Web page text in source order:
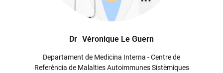
Dr Véronique Le Guern
Departament de Medicina Interna - Centre de
Referència de Malalties Autoimmunes Sistèmiques